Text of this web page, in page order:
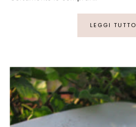
LEGGI TUTTO